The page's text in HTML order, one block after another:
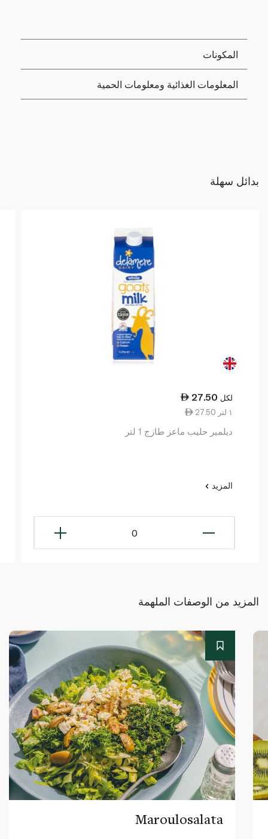
المكونات
المعلومات الغذائية ومعلومات الحمية
بدائل سهلة
27.50 لكل
27.50 ١ لتر
ديلمير حليب ماعز طازج 1 لتر
المزيد
0
المزيد من الوصفات الملهمة
Maroulosalata